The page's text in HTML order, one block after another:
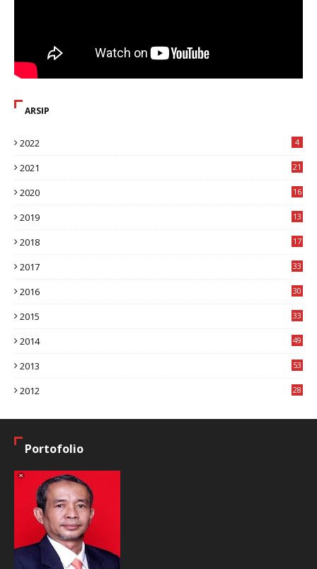
ARSIP
2022 4
2021 21
2020
16
2019
13
2018
17
2017
33
2016
30
2015
33
2014
49
2013
53
2012
28
Portofolio